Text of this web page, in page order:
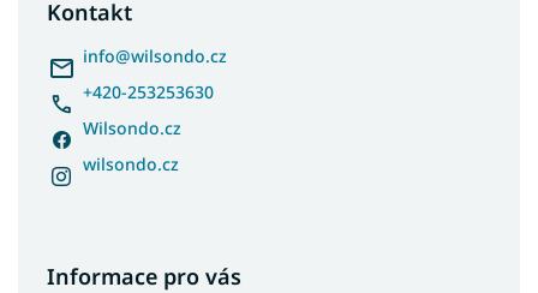
Kontakt
info@wilsondo.cz
+420-253253630
Wilsondo.cz
wilsondo.cz
Informace pro vás